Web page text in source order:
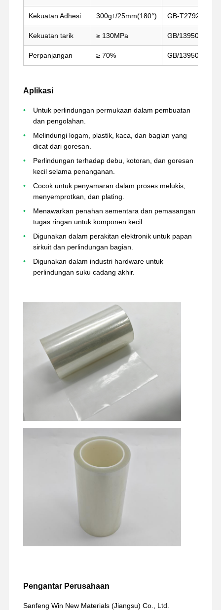
Wisata
Pabrik
Kontrol
Kualitas
Hubungi
Kami
Chat
Sekarang
Pita PET
Selotip
film hewan peliharaan
Pita PI
Film PI
Film PU
Film silikon
Film Pelindung Biru
Film Pemanas
Pita Industri
Kekuatan Adhesi 300g↑/25mm(180°) GB-T2792-1988
Kekuatan tarik ≥ 130MPa GB/13950-2014
Perpanjangan ≥ 70% GB/13950-2014
Aplikasi
Untuk perlindungan permukaan dalam pembuatan
dan pengolahan.
Melindungi logam, plastik, kaca, dan bagian yang
dicat dari goresan.
Perlindungan terhadap debu, kotoran, dan goresan
kecil selama penanganan.
Cocok untuk penyamaran dalam proses melukis,
menyemprotkan, dan plating.
Menawarkan penahan sementara dan pemasangan
tugas ringan untuk komponen kecil.
Digunakan dalam perakitan elektronik untuk papan
sirkuit dan perlindungan bagian.
Digunakan dalam industri hardware untuk
perlindungan suku cadang akhir.
Pengantar Perusahaan
Sanfeng Win New Materials (Jiangsu) Co., Ltd.